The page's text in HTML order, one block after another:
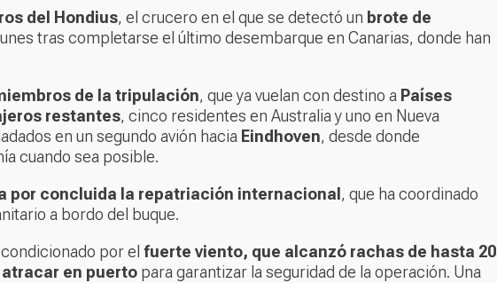
del Hondius, el crucero en el que se detectó un brote de
tras completarse el último desembarque en Canarias, donde han
de la tripulación, que ya vuelan con destino a Países
restantes, cinco residentes en Australia y uno en Nueva
en un segundo avión hacia Eindhoven, desde donde
cuando sea posible.
por concluida la repatriación internacional, que ha coordinado
a bordo del buque.
por el fuerte viento, que alcanzó rachas de hasta 20
atracar en puerto para garantizar la seguridad de la operación. Una